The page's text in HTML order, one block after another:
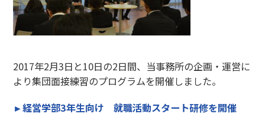
2017年2月3日と10日の2日間、当事務所の企画・運営に
より集団面接練習のプログラムを開催しました。
►経営学部3年生向け 就職活動スタート研修を開催